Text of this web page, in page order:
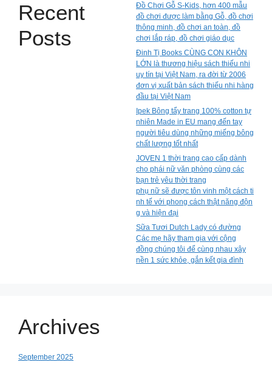
Recent
Posts
Đồ Chơi Gỗ S-Kids, hơn 400 mẫu
đồ chơi được làm bằng Gỗ, đồ chơi
thông minh, đồ chơi an toàn, đồ
chơi lắp ráp, đồ chơi giáo dục
Đinh Tị Books CÙNG CON KHÔN
LỚN là thương hiệu sách thiếu nhi
uy tín tại Việt Nam, ra đời từ 2006
đơn vị xuất bản sách thiếu nhi hàng
đầu tại Việt Nam
Ipek Bông tẩy trang 100% cotton tự
nhiên Made in EU mang đến tay
người tiêu dùng những miếng bông
chất lượng tốt nhất
JOVEN 1 thời trang cao cấp dành
cho phái nữ văn phòng cùng các
bạn trẻ yêu thời trang
phụ nữ sẽ được tôn vinh một cách ti
nh tế với phong cách thật năng độn
g và hiện đại
Sữa Tươi Dutch Lady có đường
Các mẹ hãy tham gia với cộng
đồng chúng tôi để cùng nhau xây
nền 1 sức khỏe, gắn kết gia đình
Archives
September 2025